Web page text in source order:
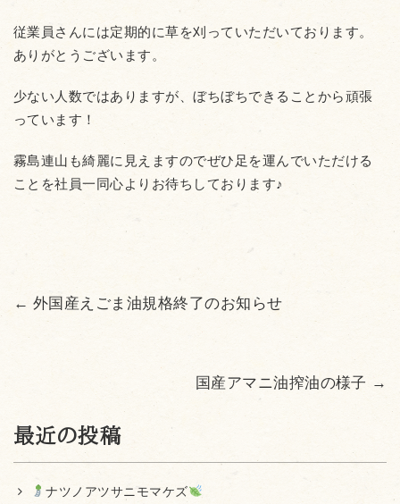
従業員さんには定期的に草を刈っていただいております。
ありがとうございます。
少ない人数ではありますが、ぼちぼちできることから頑張
っています！
霧島連山も綺麗に見えますのでぜひ足を運んでいただける
ことを社員一同心よりお待ちしております♪
← 外国産えごま油規格終了のお知らせ
国産アマニ油搾油の様子 →
最近の投稿
ナツノアツサニモマケズ